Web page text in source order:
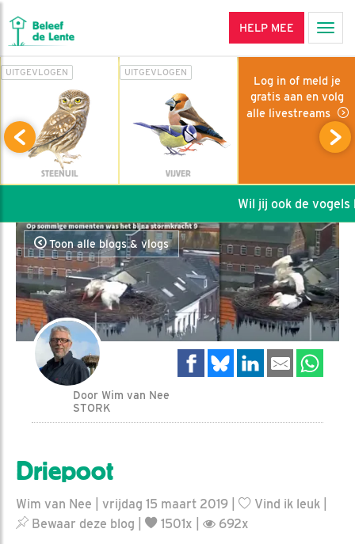
HELP MEE
UITGEVLOGEN
STEENUIL
UITGEVLOGEN
VIJVER
Log in of meld je
gratis aan en volg
alle livestreams
Wil jij ook de vogels
Toon alle blogs & vlogs
Door Wim van Nee
STORK
Driepoot
Wim van Nee | vrijdag 15 maart 2019 | Vind ik leuk
Bewaar deze blog
1501x | 692x